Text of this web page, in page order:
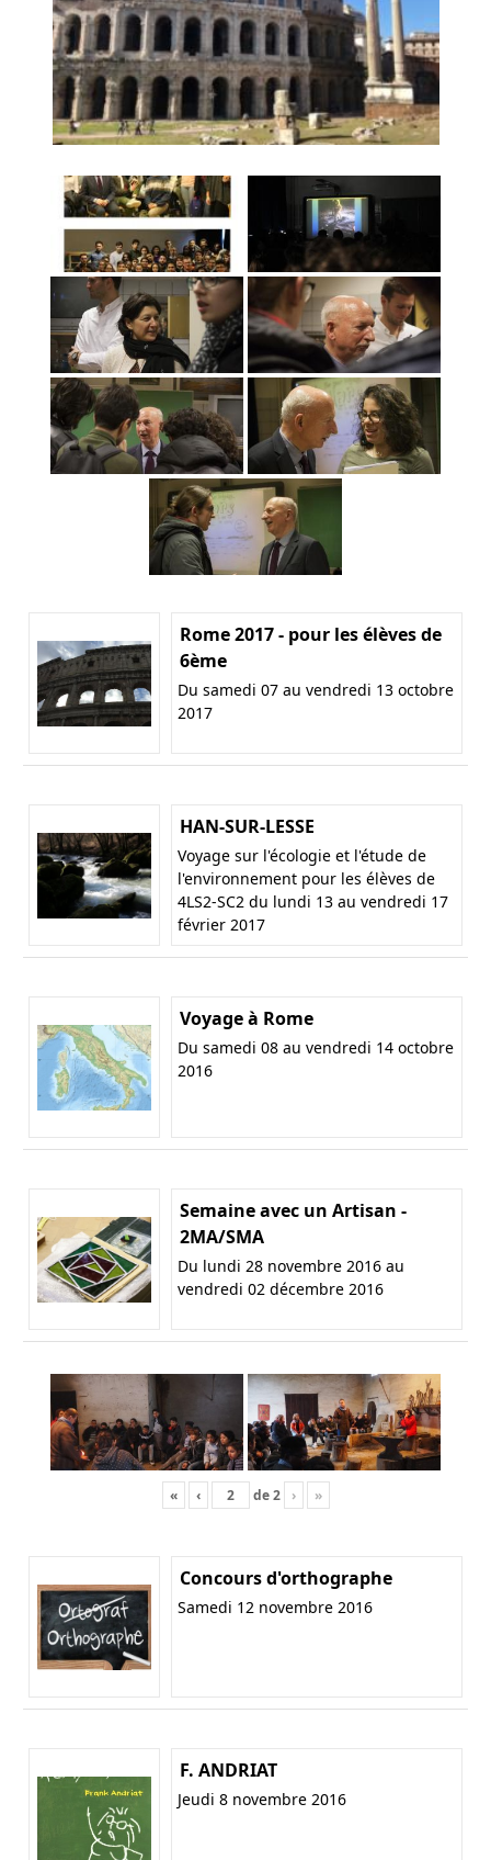
Rome 2017 - pour les élèves de
6ème
Du samedi 07 au vendredi 13 octobre
2017
HAN-SUR-LESSE
Voyage sur l'écologie et l'étude de
l'environnement pour les élèves de
4LS2-SC2 du lundi 13 au vendredi 17
février 2017
Voyage à Rome
Du samedi 08 au vendredi 14 octobre
2016
Semaine avec un Artisan -
2MA/SMA
Du lundi 28 novembre 2016 au
vendredi 02 décembre 2016
« ‹ de2 › »
Concours d'orthographe
Samedi 12 novembre 2016
F. ANDRIAT
Jeudi 8 novembre 2016